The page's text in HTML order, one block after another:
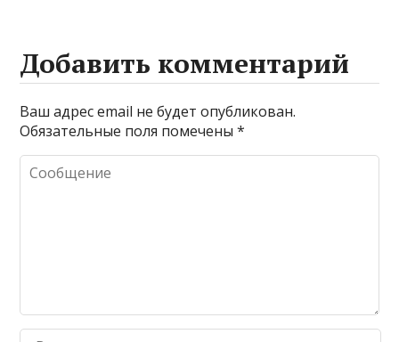
Добавить комментарий
Ваш адрес email не будет опубликован.
Обязательные поля помечены*